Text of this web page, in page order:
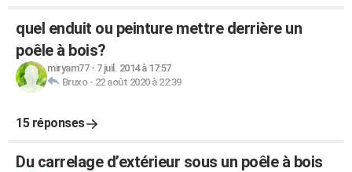
quel enduit ou peinture mettre derrière un
poêle à bois?
miryam77- 7 juil. 2014 à 17:57
Bruxo- 22 août 2020 à 22:39
15 réponses
Du carrelage d’extérieur sous un poêle à bois